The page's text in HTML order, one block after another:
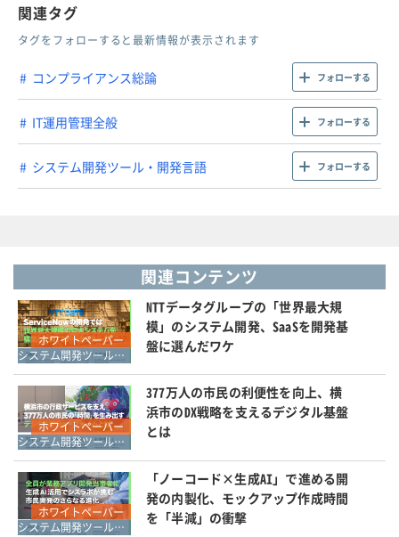
関連タグ
タグをフォローすると最新情報が表示されます
コンプライアンス総論 フォローする
IT運用管理全般 フォローする
システム開発ツール・開発言語 フォローする
関連コンテンツ
ホワイトペーパー
システム開発ツール・開発言語
NTTデータグループの「世界最大規
模」のシステム開発、SaaSを開発基
盤に選んだワケ
ホワイトペーパー
システム開発ツール・開発言語
377万人の市民の利便性を向上、横
浜市のDX戦略を支えるデジタル基盤
とは
ホワイトペーパー
システム開発ツール・開発言語
「ノーコード×生成AI」で進める開
発の内製化、モックアップ作成時間
を「半減」の衝撃